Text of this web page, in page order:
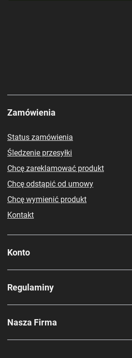
Zamówienia
Status zamówienia
Śledzenie przesyłki
Chcę zareklamować produkt
Chcę odstąpić od umowy
Chcę wymienić produkt
Kontakt
Konto
Regulaminy
Nasza Firma